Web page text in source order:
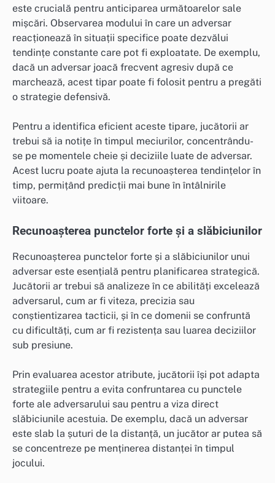
este crucială pentru anticiparea următoarelor sale
mișcări. Observarea modului în care un adversar
reacționează în situații specifice poate dezvălui
tendințe constante care pot fi exploatate. De exemplu,
dacă un adversar joacă frecvent agresiv după ce
marchează, acest tipar poate fi folosit pentru a pregăti
o strategie defensivă.
Pentru a identifica eficient aceste tipare, jucătorii ar
trebui să ia notițe în timpul meciurilor, concentrându-
se pe momentele cheie și deciziile luate de adversar.
Acest lucru poate ajuta la recunoașterea tendințelor în
timp, permițând predicții mai bune în întâlnirile
viitoare.
Recunoașterea punctelor forte și a slăbiciunilor
Recunoașterea punctelor forte și a slăbiciunilor unui
adversar este esențială pentru planificarea strategică.
Jucătorii ar trebui să analizeze în ce abilități excelează
adversarul, cum ar fi viteza, precizia sau
conștientizarea tacticii, și în ce domenii se confruntă
cu dificultăți, cum ar fi rezistența sau luarea deciziilor
sub presiune.
Prin evaluarea acestor atribute, jucătorii își pot adapta
strategiile pentru a evita confruntarea cu punctele
forte ale adversarului sau pentru a viza direct
slăbiciunile acestuia. De exemplu, dacă un adversar
este slab la șuturi de la distanță, un jucător ar putea să
se concentreze pe menținerea distanței în timpul
jocului.